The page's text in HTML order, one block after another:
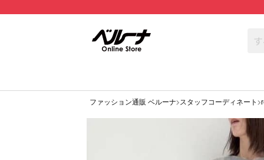
ファッション通販 ベルーナ スタッフコーディネート